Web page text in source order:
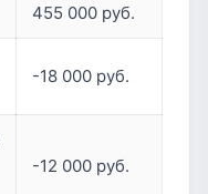
455 000 руб.
-18 000 руб.
-12 000 руб.